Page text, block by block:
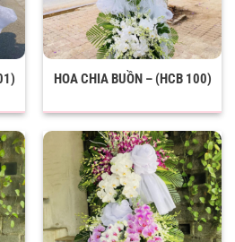
HOA CHIA BUỒN – (HCB 100)